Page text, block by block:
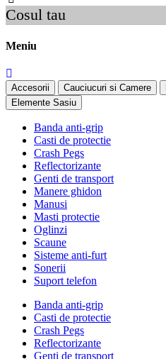
Cosul tau
Meniu
Accesorii Cauciucuri si Camere
Elemente Sasiu
Banda anti-grip
Casti de protectie
Crash Pegs
Reflectorizante
Genti de transport
Manere ghidon
Manusi
Masti protectie
Oglinzi
Scaune
Sisteme anti-furt
Sonerii
Suport telefon
Banda anti-grip
Casti de protectie
Crash Pegs
Reflectorizante
Genti de transport